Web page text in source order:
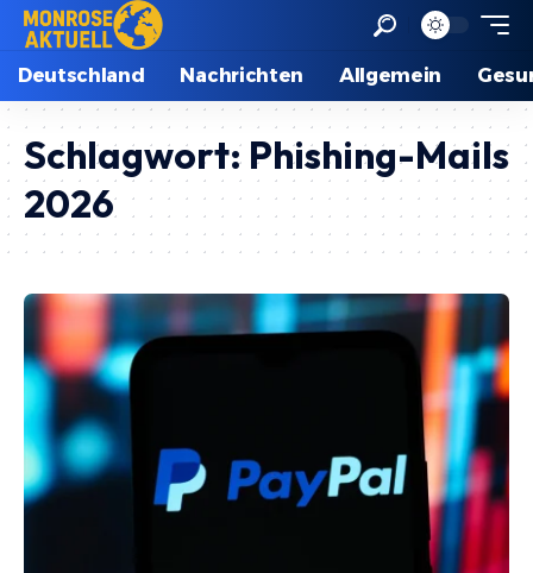
Deutschland Nachrichten Allgemein
Schlagwort: Phishing-Mails
2026